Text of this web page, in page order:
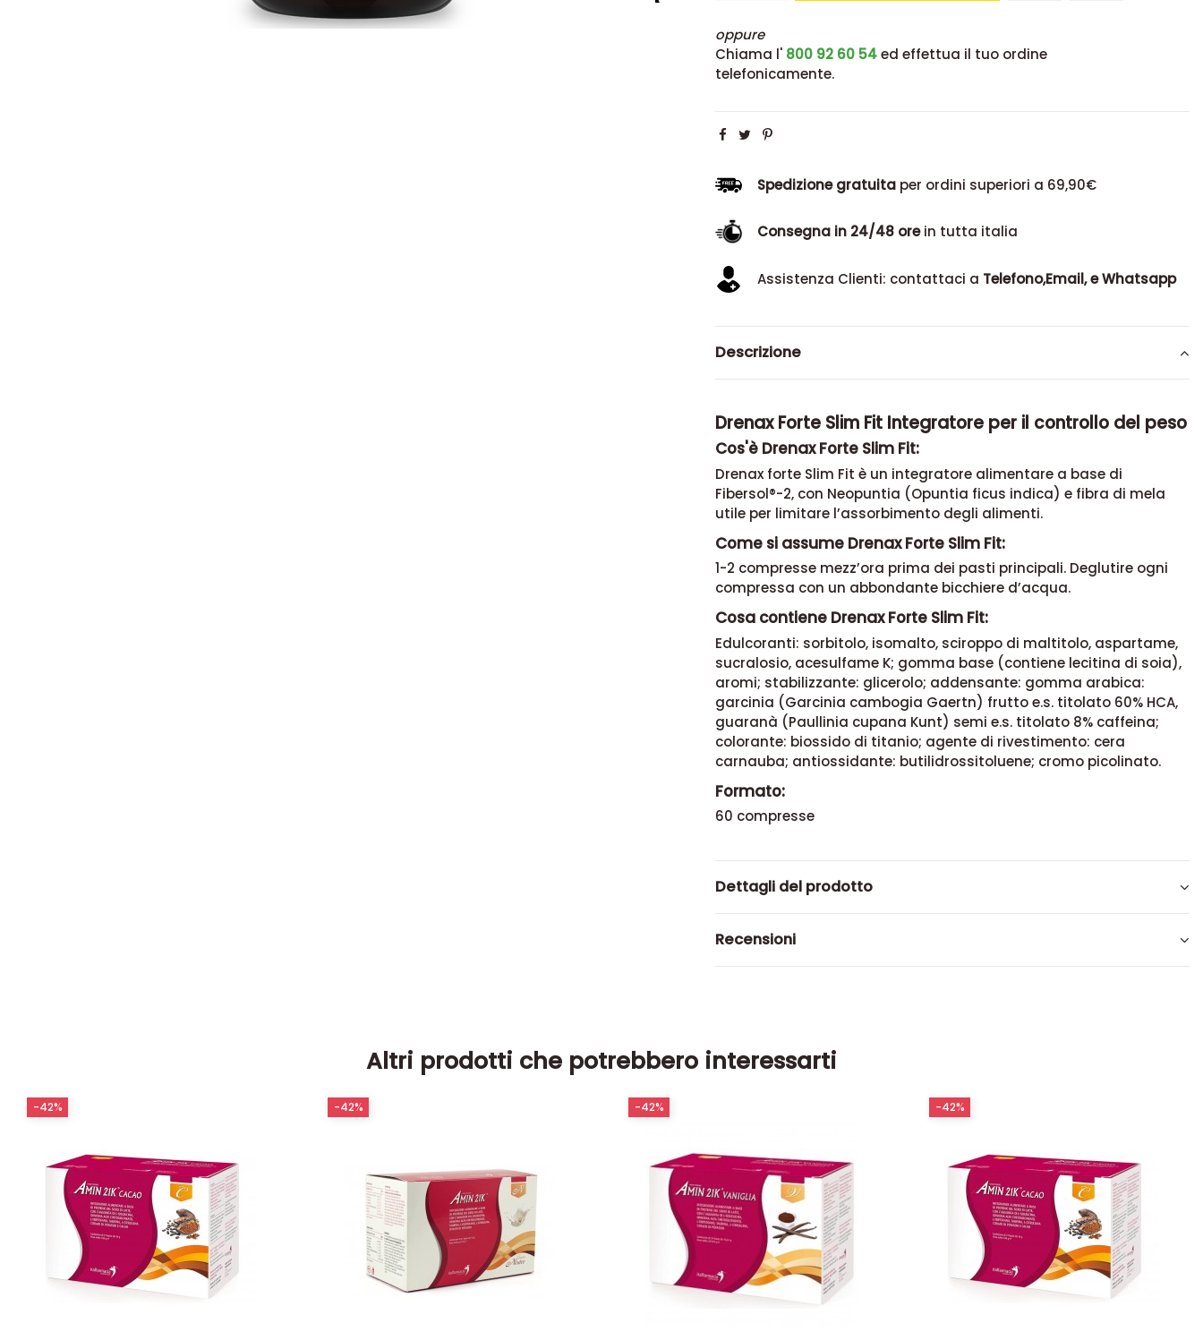
oppure
Chiama l' 800 92 60 54ed effettua il tuo ordine
telefonicamente.
Spedizione gratuitaper ordini superiori a 69,90€
Consegna in 24/48 orein tutta italia
Assistenza Clienti: contattaci a Telefono,Email, e Whatsapp
Descrizione
Drenax Forte Slim Fit Integratore per il controllo del peso
Cos'è Drenax Forte Slim Fit:
Drenax forte Slim Fit è un integratore alimentare a base di
Fibersol®-2, con Neopuntia (Opuntia ficus indica) e fibra di mela
utile per limitare l’assorbimento degli alimenti.
Come si assume Drenax Forte Slim Fit:
1-2 compresse mezz’ora prima dei pasti principali. Deglutire ogni
compressa con un abbondante bicchiere d’acqua.
Cosa contiene Drenax Forte Slim Fit:
Edulcoranti: sorbitolo, isomalto, sciroppo di maltitolo, aspartame,
sucralosio, acesulfame K; gomma base (contiene lecitina di soia),
aromi; stabilizzante: glicerolo; addensante: gomma arabica:
garcinia (Garcinia cambogia Gaertn) frutto e.s. titolato 60% HCA,
guaranà (Paullinia cupana Kunt) semi e.s. titolato 8% caffeina;
colorante: biossido di titanio; agente di rivestimento: cera
carnauba; antiossidante: butilidrossitoluene; cromo picolinato.
Formato:
60 compresse
Dettagli del prodotto
Recensioni
Altri prodotti che potrebbero interessarti
-42% -42% -42% -42%